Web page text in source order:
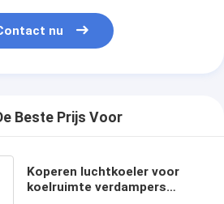
nu
Beste Prijs Voor
Koperen luchtkoeler voor
koelruimte verdampers